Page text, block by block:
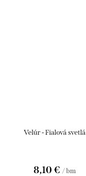
Velúr - Fialová svetlá
8,10 € / bm